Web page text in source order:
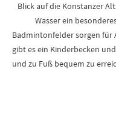
Blick auf die Konstanzer
Wasser ein
Badmintonfelder sorgen für
gibt es ein Kinderbecken
und zu Fuß bequem zu